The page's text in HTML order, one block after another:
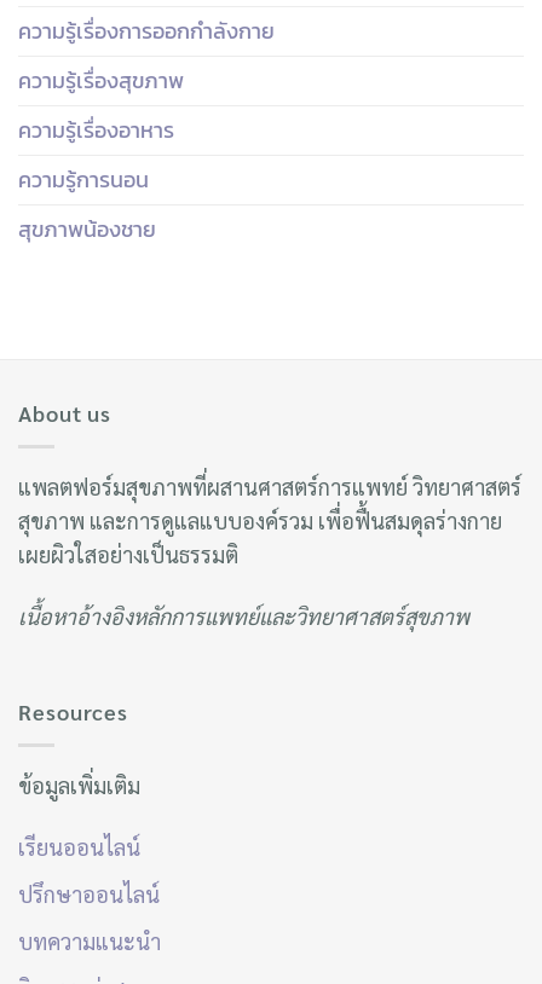
ความรู้เรื่องการออกกำลังกาย
ความรู้เรื่องสุขภาพ
ความรู้เรื่องอาหาร
ความรู้การนอน
สุขภาพน้องชาย
About us
แพลตฟอร์มสุขภาพที่ผสานศาสตร์การแพทย์ วิทยาศาสตร์
สุขภาพ และการดูแลแบบองค์รวม เพื่อฟื้นสมดุลร่างกาย
เผยผิวใสอย่างเป็นธรรมติ
เนื้อหาอ้างอิงหลักการแพทย์และวิทยาศาสตร์สุขภาพ
Resources
ข้อมูลเพิ่มเติม
เรียนออนไลน์
ปรึกษาออนไลน์
บทความแนะนำ